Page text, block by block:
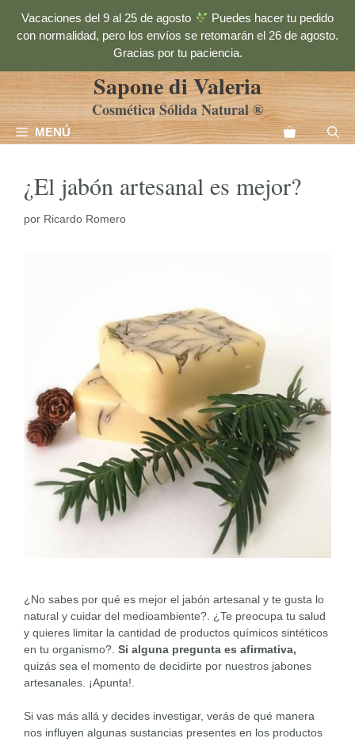
contenido
Vacaciones del 9 al 25 de agosto
Puedes hacer tu pedido
con normalidad, pero los envíos se retomarán el 26 de agosto.
Gracias por tu paciencia.
Sapone di Valeria
Cosmética Sólida Natural ®
MENÚ
¿El jabón artesanal es mejor?
por Ricardo Romero
¿No sabes por qué es mejor el jabón artesanal y te gusta lo
natural y cuidar del medioambiente?. ¿Te preocupa tu salud
y quieres limitar la cantidad de productos químicos sintéticos
en tu organismo?. Si alguna pregunta es afirmativa,
quizás sea el momento de decidirte por nuestros jabones
artesanales. ¡Apunta!.
Si vas más allá y decides investigar, verás de qué manera
nos influyen algunas sustancias presentes en los productos